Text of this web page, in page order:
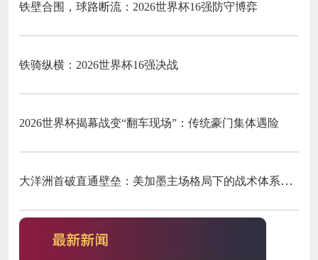
铁壁合围，球路断流：2026世界杯16强防守博弈
铁骑纵横：2026世界杯16强决战
2026世界杯揭幕战变“翻车现场”：传统豪门集体遇险
大洋洲首破直通壁垒：美加墨主场格局下的战术体系重构